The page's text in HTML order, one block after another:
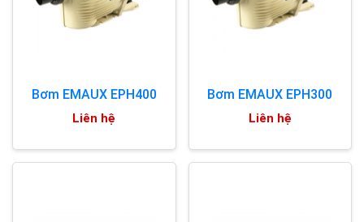
Bơm EMAUX EPH400
Liên hệ
Bơm EMAUX EPH300
Liên hệ